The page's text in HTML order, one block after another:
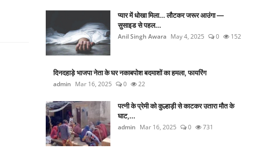
प्यार में धोखा मिला... लौटकर जरूर आउंगा —
सुसाइड से पहल...
Anil Singh Awara May 4, 2025 0 152
दिनदहाड़े भाजपा नेता के घर नकाबपोश बदमाशों का हमला, फायरिंग
admin Mar 16, 2025 0 22
पत्नी के प्रेमी को कुल्हाड़ी से काटकर उतारा मौत के
घाट,...
admin Mar 16, 2025 0 731